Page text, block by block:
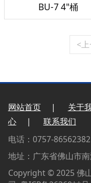
BU-7 4"桶
<
网站首页| 关于
心| 联系我们
电话：0757-
地址：广东省佛山市
Copyright © 2025 佛